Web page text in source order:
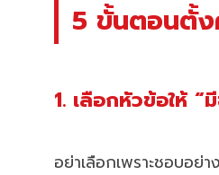
5 ขั้นตอนตั้ง
1. เลือกหัวข้อให้ “
อย่าเลือกเพราะชอบอย่า